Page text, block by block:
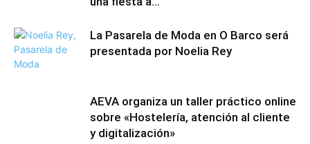
La Pasarela de Moda en O Barco será
presentada por Noelia Rey
AEVA organiza un taller práctico online
sobre «Hostelería, atención al cliente
y digitalización»